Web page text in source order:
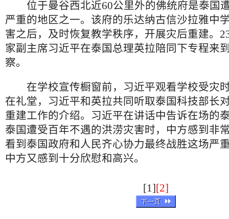
位于曼谷西北近60公里外的佛统府是泰国
严重的地区之一。该府的乐达纳古信沙拉雅中
害之后，及时恢复教学秩序，开展灾后重建。
家副主席习近平在泰国总理英拉陪同下专程来
察。
在学校宣传橱窗前，习近平观看学校受灾
在礼堂，习近平和英拉共同听取泰国科技部长
重建工作的介绍。习近平在讲话中告诉在场的
泰国遭受百年不遇的洪涝灾害时，中方感到非
看到泰国政府和人民齐心协力最终战胜这场严
中方又感到十分欣慰和高兴。
[1] [2]